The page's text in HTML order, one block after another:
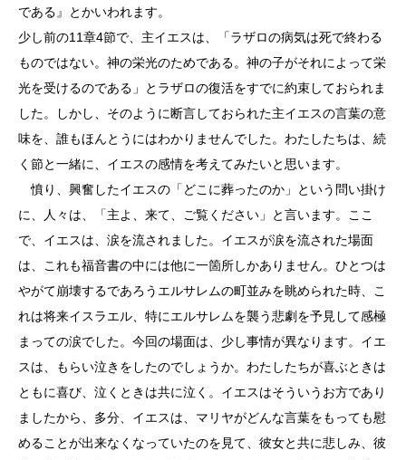
である』とかいわれます。
少し前の11章4節で、主イエスは、「ラザロの病気は死で終わる
ものではない。神の栄光のためである。神の子がそれによって栄
光を受けるのである」とラザロの復活をすでに約束しておられま
した。しかし、そのように断言しておられた主イエスの言葉の意
味を、誰もほんとうにはわかりませんでした。わたしたちは、続
く節と一緒に、イエスの感情を考えてみたいと思います。
憤り、興奮したイエスの「どこに葬ったのか」という問い掛け
に、人々は、「主よ、来て、ご覧ください」と言います。ここ
で、イエスは、涙を流されました。イエスが涙を流された場面
は、これも福音書の中には他に一箇所しかありません。ひとつは
やがて崩壊するであろうエルサレムの町並みを眺められた時、こ
れは将来イスラエル、特にエルサレムを襲う悲劇を予見して感極
まっての涙でした。今回の場面は、少し事情が異なります。イエ
スは、もらい泣きをしたのでしょうか。わたしたちが喜ぶときは
ともに喜び、泣くときは共に泣く。イエスはそういうお方であり
ましたから、多分、イエスは、マリヤがどんな言葉をもっても慰
めることが出来なくなっていたのを見て、彼女と共に悲しみ、彼